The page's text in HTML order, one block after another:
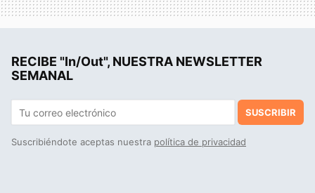
RECIBE "In/Out", NUESTRA NEWSLETTER
SEMANAL
SUSCRIBIR
Suscribiéndote aceptas nuestra política de privacidad